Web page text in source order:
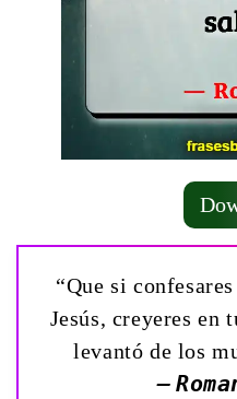
“Que si
Jesús, creyeres en
levantó de los
—